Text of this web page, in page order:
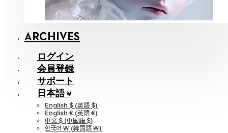
ARCHIVES
ログイン
会員登録
サポート
日本語 ¥
English $ (英語 $)
English € (英語 €)
中文 $ (中国語 $)
한국어 ￦ (韓国語 ￦)